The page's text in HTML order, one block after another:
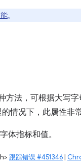
。
方法，可根据大写
情况下，此属性非常
体指标和值。
跟踪错误 #451346|